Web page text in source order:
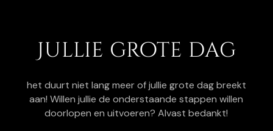
Jullie grote dag
het duurt niet lang meer of jullie grote dag breekt
aan! Willen jullie de onderstaande stappen willen
doorlopen en uitvoeren? Alvast bedankt!